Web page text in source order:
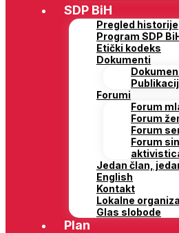
SDP BiH
Pregled historije
Program SDP
Etički kodeks
Dokumenti
Forumi
Forum
Forum
Forum
Forum
Jedan član,
English
Kontakt
Lokalne
Glas slobode
Plan